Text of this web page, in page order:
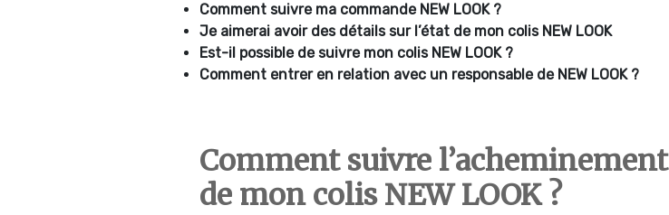
Comment suivre ma commande NEW LOOK ?
Je aimerai avoir des détails sur l’état de mon colis NEW LOOK
Est-il possible de suivre mon colis NEW LOOK ?
Comment entrer en relation avec un responsable de NEW LOOK ?
Comment suivre l’acheminement
de mon colis NEW LOOK ?